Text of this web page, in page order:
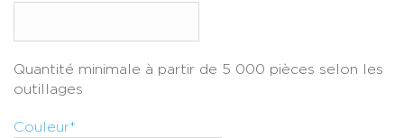
Quantité minimale à partir de 5 000 pièces selon les
outillages
Couleur*